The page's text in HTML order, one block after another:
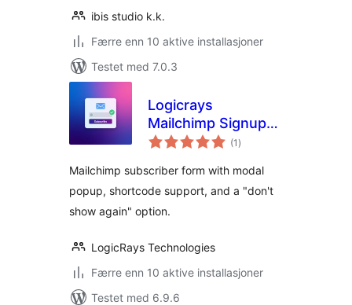
ibis studio k.k.
Færre enn 10 aktive installasjoner
Testet med 7.0.3
Logicrays
Mailchimp Signup
form with popup
(1 totale
vurderinger
)
Mailchimp subscriber form with modal
popup, shortcode support, and a "don't
show again" option.
LogicRays Technologies
Færre enn 10 aktive installasjoner
Testet med 6.9.6